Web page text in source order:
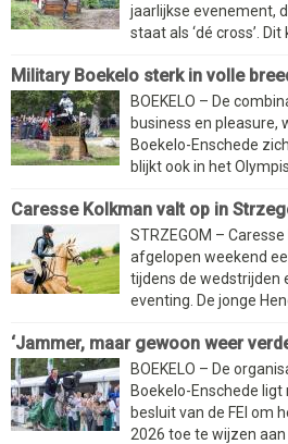
jaarlijkse evenement,
staat als ‘dé cross’.
Military Boekelo sterk in volle
BOEKELO – De
business en pleasure,
Boekelo-Enschede
blijkt ook in het
Caresse Kolkman valt op in
STRZEGOM –
afgelopen weekend
tijdens de wedstrijden
eventing. De jonge
‘Jammer, maar gewoon weer
BOEKELO – De
Boekelo-Enschede
besluit van de FEI om
2026 toe te wijzen